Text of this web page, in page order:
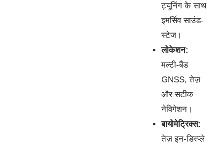
ट्यूनिंग के साथ
इमर्सिव साउंड-
स्टेज।
लोकेशन:
मल्टी-बैंड
GNSS, तेज़
और सटीक
नेविगेशन।
बायोमेट्रिक्स:
तेज़ इन-डिस्प्ले